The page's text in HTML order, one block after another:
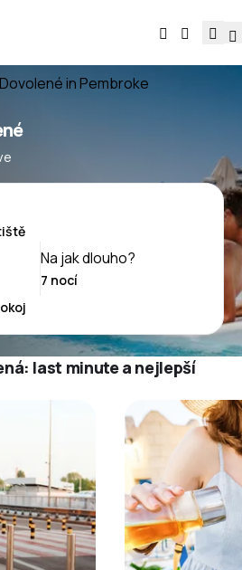
Dovolené in Pembroke
Na jak dlouho?
last minute a nejlepší